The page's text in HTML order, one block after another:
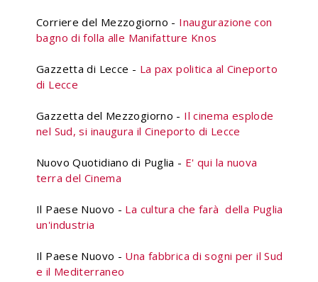
Corriere del Mezzogiorno - Inaugurazione con
bagno di folla alle Manifatture Knos
Gazzetta di Lecce - La pax politica al Cineporto
di Lecce
Gazzetta del Mezzogiorno - Il cinema esplode
nel Sud, si inaugura il Cineporto di Lecce
Nuovo Quotidiano di Puglia - E' qui la nuova
terra del Cinema
Il Paese Nuovo - La cultura che farà della Puglia
un'industria
Il Paese Nuovo - Una fabbrica di sogni per il Sud
e il Mediterraneo